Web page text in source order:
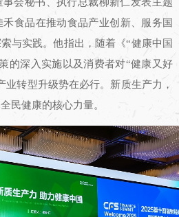
食品在推动食品产业创新、服务国
与实践。他指出，随着《“健康中国
的深入实施以及消费者对“健康又好
业转型升级势在必行。新质生产力，
民健康的核心力量。